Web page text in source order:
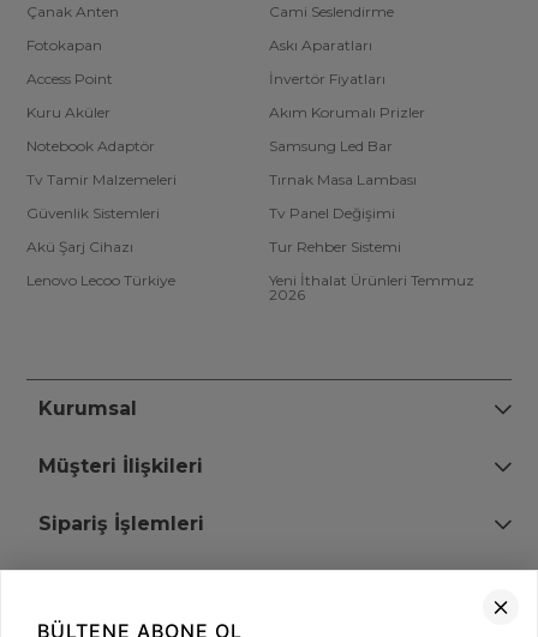
Çanak Anten
Cami Seslendirme
Fotokapan
Askı Aparatları
Access Point
İnvertör Fiyatları
Kuru Aküler
Akım Korumalı Prizler
Notebook Adaptör
Samsung Led Bar
Tv Tamir Malzemeleri
Tırnak Masa Lambası
Güvenlik Sistemleri
Tv Panel Değişimi
Akü Şarj Cihazı
Tur Rehber Sistemi
Lenovo Lecoo Türkiye
Yeni İthalat Ürünleri Temmuz
2026
Kurumsal
Müşteri İlişkileri
Sipariş İşlemleri
BÜLTENE ABONE OL